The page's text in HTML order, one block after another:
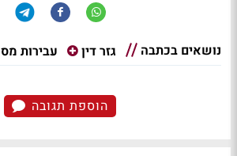
נושאים בכתבה גזר דין עבירות מס
הוספת תגובה